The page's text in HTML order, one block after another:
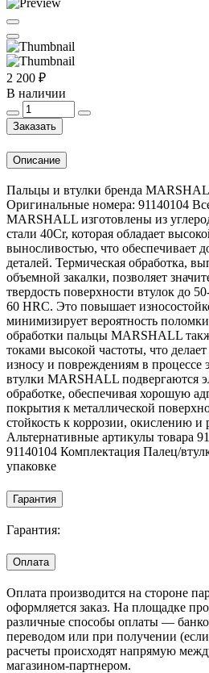
2 200 ₽
В наличии
Заказать
Описание
Пальцы и втулки бренда
Оригинальные номера: 91140104
MARSHALL изготовлены из
стали 40Cr, которая обладает
выносливостью, что обеспечивает
деталей. Термическая обработка,
объемной закалки, позволяет
твердость поверхности втулок до
60 HRC. Это повышает
минимизирует вероятность
обработки пальцы MARSHALL
токами высокой частоты, что
износу и повреждениям в процессе
втулки MARSHALL подвергаются
обработке, обеспечивая хорошую
покрытия к металлической
стойкость к коррозии, окислению и
Альтернативные артикулы товара
91140104 Комплектация Палец/
упаковке
Гарантия
Гарантия:
Оплата
Оплата производится на стороне
оформляется заказ. На площадке
различные способы оплаты —
переводом или при получении
расчеты происходят напрямую
магазином-партнером.